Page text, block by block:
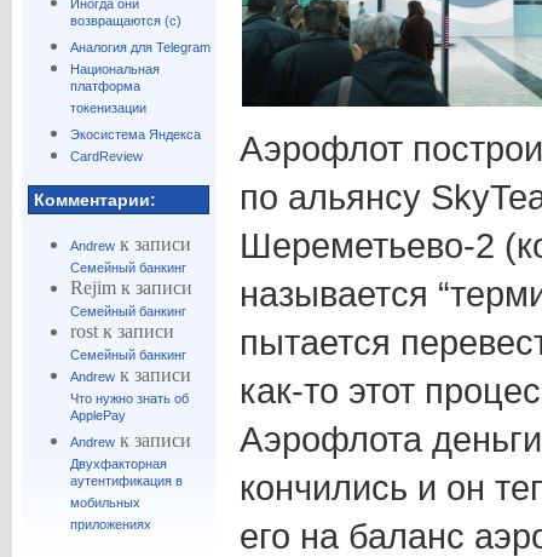
Иногда они
возвращаются (с)
Аналогия для Telegram
Национальная
платформа
токенизации
Экосистема Яндекса
CardReview
Комментарии:
Andrewк записи
Семейный банкинг
Rejimк записи
Семейный банкинг
rostк записи
Семейный банкинг
Andrewк записи
Что нужно знать об
ApplePay
Andrewк записи
Двухфакторная
аутентификация в
мобильных
приложениях
Аэрофлот
по альянсу
Шереметьево-2
называется
пытается
как-то этот
Аэрофлота
кончились и он
его на баланс